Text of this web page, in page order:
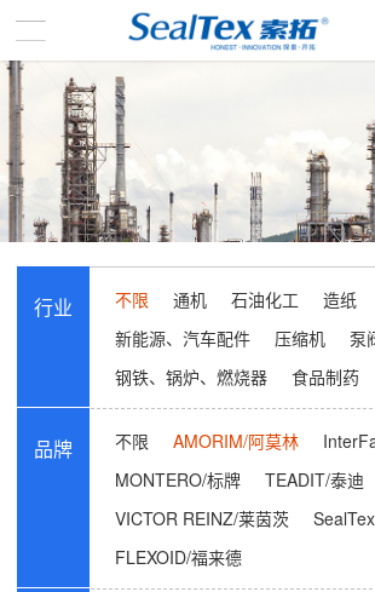
行业 不限 通机 石油化工 造纸
新能源、汽车配件
压缩机
泵
钢铁、锅炉、燃烧器
食品制药
品牌 不限 AMORIM/阿莫林
MONTERO/标牌
TEADIT/泰迪
VICTOR REINZ/莱茵茨
FLEXOID/福来德